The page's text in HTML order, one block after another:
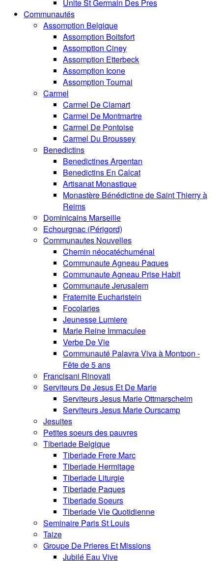
Unite St Germain Des Pres
Communautés
Assomption Belgique
Assomption Boitsfort
Assomption Ciney
Assomption Etterbeck
Assomption Icone
Assomption Tournai
Carmel
Carmel De Clamart
Carmel De Montmartre
Carmel De Pontoise
Carmel Du Broussey
Benedictins
Benedictines Argentan
Benedictins En Calcat
Artisanat Monastique
Monastère Bénédictine de Saint Thierry à
Reims
Dominicains Marseille
Echourgnac (Périgord)
Communautes Nouvelles
Chemin néocatéchuménal
Communaute Agneau Paques
Communaute Agneau Prise Habit
Communaute Jerusalem
Fraternite Eucharistein
Focolaries
Jeunesse Lumiere
Marie Reine Immaculee
Verbe De Vie
Communauté Palavra Viva à Montpon -
Fête de 5 ans
Francisani Rinovati
Serviteurs De Jesus Et De Marie
Serviteurs Jesus Marie Ottmarscheim
Serviteurs Jesus Marie Ourscamp
Jesuites
Petites soeurs des pauvres
Tiberiade Belgique
Tiberiade Frere Marc
Tiberiade Hermitage
Tiberiade Liturgie
Tiberiade Paques
Tiberiade Soeurs
Tiberiade Vie Quotidienne
Seminaire Paris St Louis
Taize
Groupe De Prieres Et Missions
Jubilé Eau Vive